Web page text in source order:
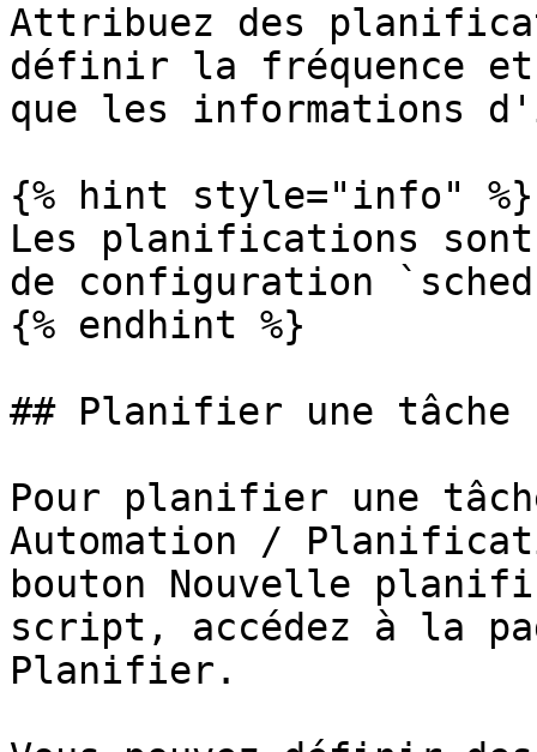
Attribuez des
définir la fréquence
que les informations
{% hint style="info" %}
Les planifications
de configuration
{% endhint %}
## Planifier une tâche
Pour planifier une
Automation /
bouton Nouvelle
script, accédez à la
Planifier.